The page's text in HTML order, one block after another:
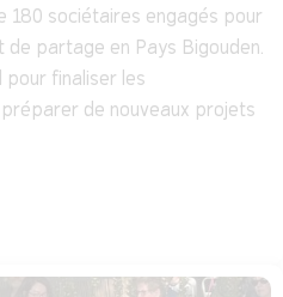
180 sociétaires engagés pour
de partage en Pays Bigouden.
pour finaliser les
de nouveaux projets